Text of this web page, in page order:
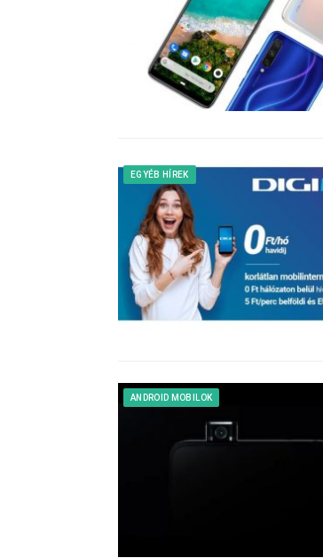
EGYÉB HÍREK
ANDROID MOBILOK